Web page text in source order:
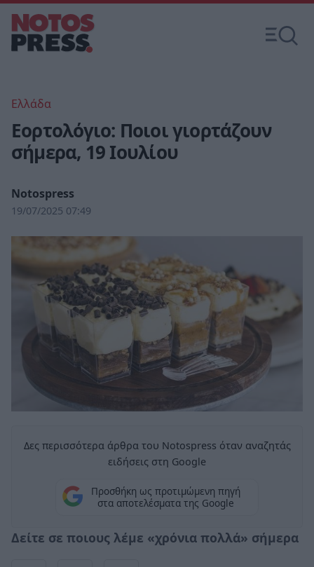
Ελλάδα
Εορτολόγιο: Ποιοι γιορτάζουν
σήμερα, 19 Ιουλίου
Notospress
19/07/2025 07:49
Δες περισσότερα άρθρα του Notospress όταν αναζητάς
ειδήσεις στη Google
Προσθήκη ως προτιμώμενη πηγή
στα αποτελέσματα της Google
Δείτε σε ποιους λέμε «χρόνια πολλά» σήμερα